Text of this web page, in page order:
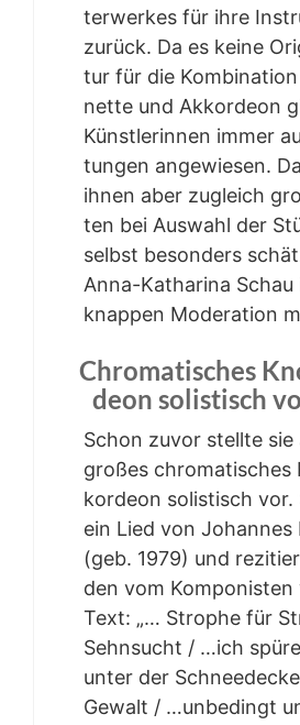
ter­wer­kes für ihre
zurück. Da es kei­ne
tur für die
net­te und Akkor­de­on
Künst­le­rin­nen immer
tun­gen ange­wie­sen.
ihnen aber zugleich
ten bei Aus­wahl der
selbst beson­ders
Anna-Katha­ri­na Schau
knap­pen Mode­ra­ti­on
Chro­ma­ti­sches
de­on solis­tisch
Schon zuvor stell­te sie
gro­ßes
kor­de­on solis­tisch vor.
ein Lied von Johan­nes
(geb. 1979) und
den vom
Text: „… Stro­phe für
Sehn­sucht / …ich
unter der
Gewalt / …unbe­dingt